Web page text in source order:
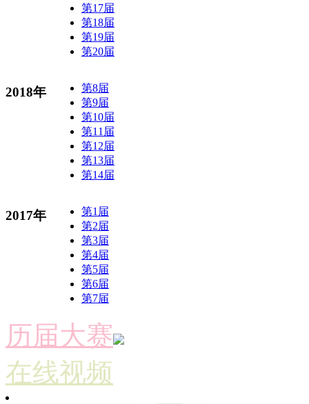
第17届
第18届
第19届
第20届
2018年
第8届
第9届
第10届
第11届
第12届
第13届
第14届
2017年
第1届
第2届
第3届
第4届
第5届
第6届
第7届
历届大赛
在线视频